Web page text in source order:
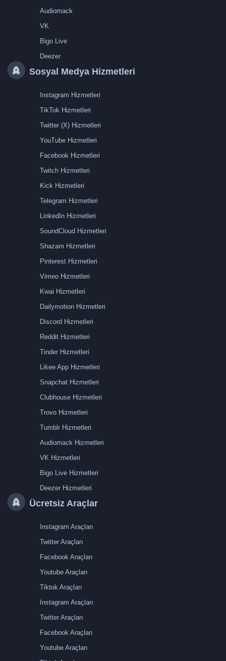
Audiomack
VK
Bigo Live
Deezer
Sosyal Medya Hizmetleri
Instagram Hizmetleri
TikTok Hizmetleri
Twitter (X) Hizmetleri
YouTube Hizmetleri
Facebook Hizmetleri
Twitch Hizmetleri
Kick Hizmetleri
Telegram Hizmetleri
LinkedIn Hizmetleri
SoundCloud Hizmetleri
Shazam Hizmetleri
Pinterest Hizmetleri
Vimeo Hizmetleri
Kwai Hizmetleri
Dailymotion Hizmetleri
Discord Hizmetleri
Reddit Hizmetleri
Tinder Hizmetleri
Likee App Hizmetleri
Snapchat Hizmetleri
Clubhouse Hizmetleri
Trovo Hizmetleri
Tumblr Hizmetleri
Audiomack Hizmetleri
VK Hizmetleri
Bigo Live Hizmetleri
Deezer Hizmetleri
Ücretsiz Araçlar
Instagram Araçları
Twitter Araçları
Facebook Araçları
Youtube Araçları
Tiktok Araçları
Instagram Araçları
Twitter Araçları
Facebook Araçları
Youtube Araçları